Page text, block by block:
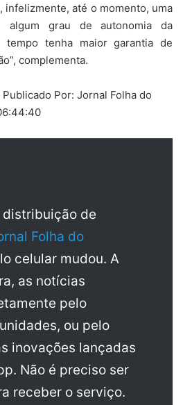
infelizmente, até o momento, uma
algum grau de autonomia da
tenha maior garantia de
complementa.
Por: Jornal Folha do
de
Folha do
celular mudou. A
as notícias
pelo
ou pelo
inovações lançadas
Não é preciso ser
receber o serviço.